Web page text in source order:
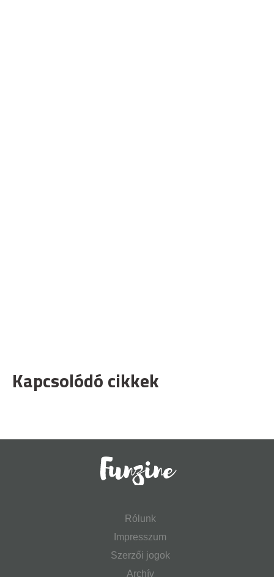
Kapcsolódó cikkek
Rólunk
Impresszum
Szerzői jogok
Archív